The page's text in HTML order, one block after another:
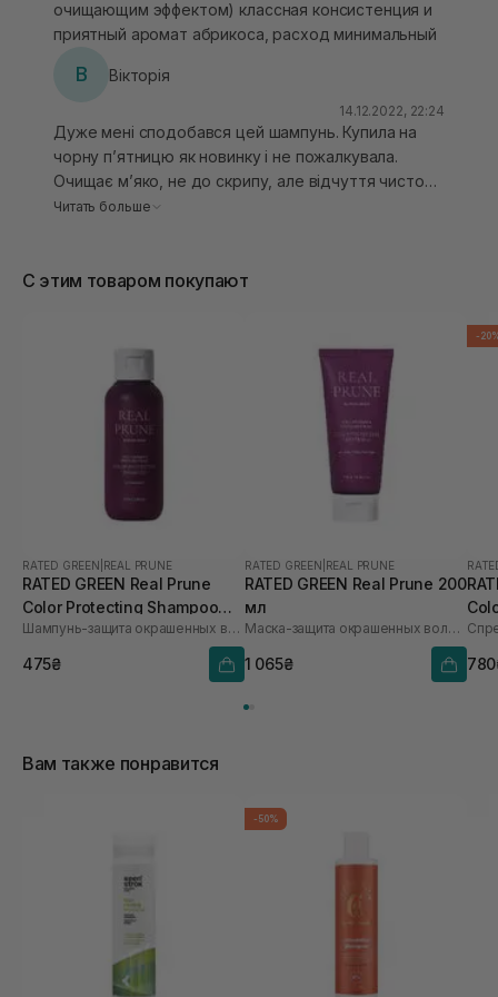
очищающим эффектом) классная консистенция и
приятный аромат абрикоса, расход минимальный
В Вікторія
14.12.2022, 22:24
Дуже мені сподобався цей шампунь. Купила на
чорну п’ятницю як новинку і не пожалкувала.
Очищає м’яко, не до скрипу, але відчуття чистоти
присутнє, волосся м’яке, розсипчасте і
Читать больше
С этим товаром покупают
RATED GREEN REAL PRUNE
RATED GREEN Real Prune
Color Protecting Shampoo
100 мл
Шампунь-защита окрашенных волос с экстрактом сливы
475₴
RATED GREEN REAL PRUNE
RATED GREEN Real Prune 200
мл
Маска-защита окрашенных волос с экстрактом сливы
1 065₴
-
Вам также понравится
-50%